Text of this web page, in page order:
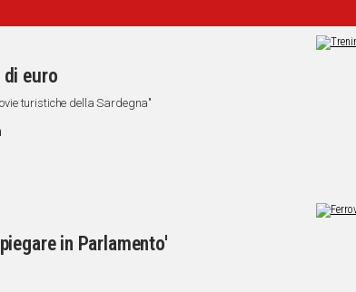
di euro
turistiche della Sardegna"
in Parlamento'